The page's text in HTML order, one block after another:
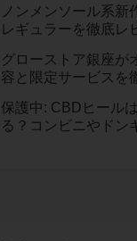
ノンメンソール系新
レギュラーを徹底レ
グローストア銀座が
容と限定サービスを
保護中: CBDヒール
る？コンビニやドン